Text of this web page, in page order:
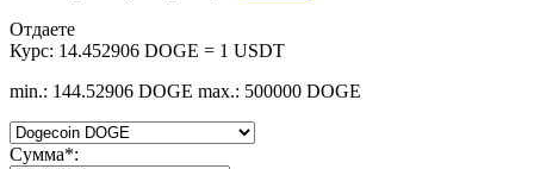
Отдаете
Курс: 14.452906 DOGE = 1 USDT
min.: 144.52906 DOGE max.: 500000 DOGE
Сумма*: